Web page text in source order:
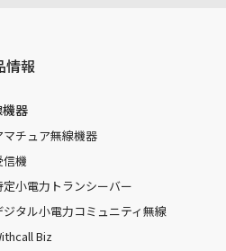
情報
器
マチュア無線機器
信機
定小電力トランシーバー
ジタル小電力コミュニティ無線
Biz